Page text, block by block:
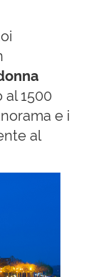
al 1500
e i
al